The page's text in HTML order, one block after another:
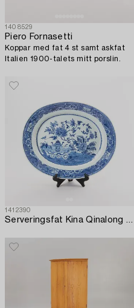
1408529
Piero Fornasetti
Koppar med fat 4 st samt askfat
Italien 1900-talets mitt porslin.
1412390
Serveringsfat Kina Qinalong (1736-95) porslin.